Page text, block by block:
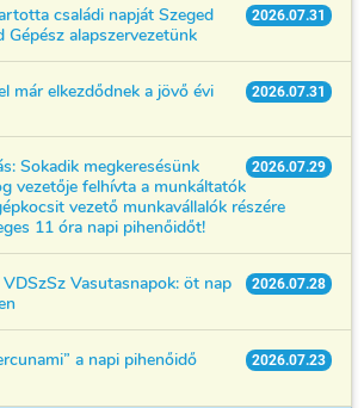
2026.07.31
családi napját Szeged
Gépész alapszervezetünk
2026.07.31
már elkezdődnek a jövő évi
2026.07.29
Sokadik megkeresésünk
vezetője felhívta a munkáltatók
vezető munkavállalók részére
11 óra napi pihenőidőt!
2026.07.28
Vasutasnapok: öt nap
2026.07.23
a napi pihenőidő